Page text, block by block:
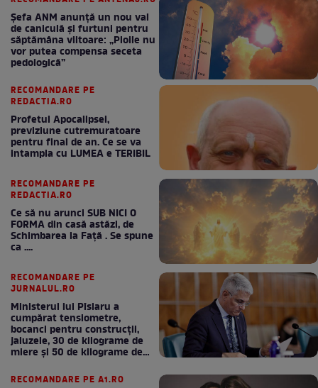
Șefa ANM anunță un nou val
de caniculă și furtuni pentru
săptămâna viitoare: „Ploile nu
vor putea compensa seceta
pedologică”
RECOMANDARE PE
REDACTIA.RO
Profetul Apocalipsei,
previziune cutremuratoare
pentru final de an. Ce se va
intampla cu LUMEA e TERIBIL
RECOMANDARE PE
REDACTIA.RO
Ce să nu arunci SUB NICI O
FORMA din casă astăzi, de
Schimbarea la Față . Se spune
ca ....
RECOMANDARE PE
JURNALUL.RO
Ministerul lui Pîslaru a
cumpărat tensiometre,
bocanci pentru construcții,
jaluzele, 30 de kilograme de
miere și 50 de kilograme de
RECOMANDARE PE A1.RO